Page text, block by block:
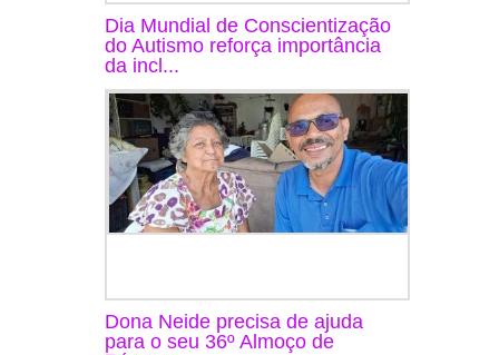
Dia Mundial de Conscientização
do Autismo reforça importância
da incl...
Dona Neide precisa de ajuda
para o seu 36º Almoço de